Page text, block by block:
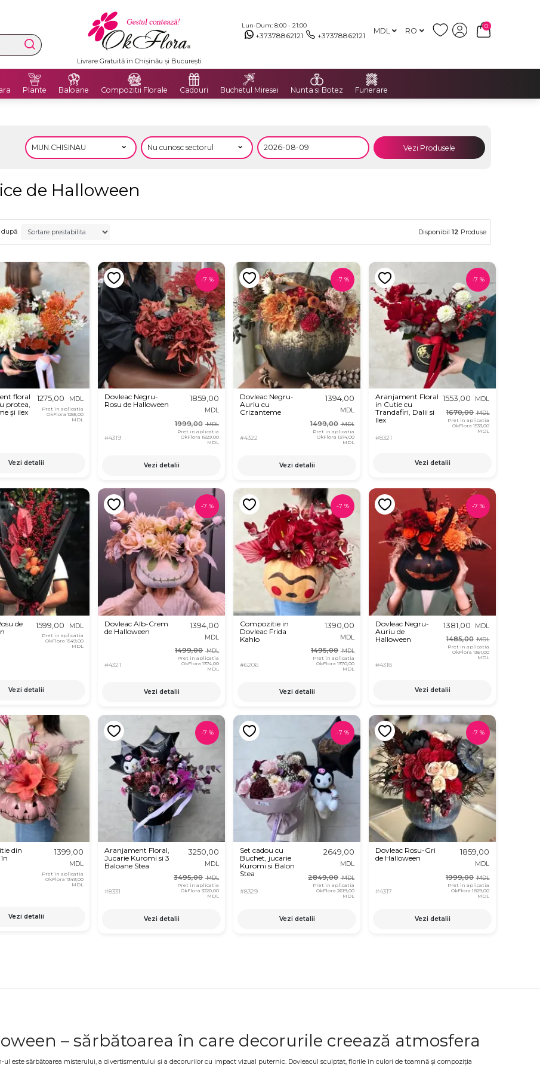
Lun-Dum: 8:00 - 21:00
+37378862121 +37378862121 MDL RO
0
Livrare Gratuită în Chișinău și București
Plante Baloane Compozitii Florale Cadouri Buchetul Miresei Nunta si Botez Funerare
Vezi Produsele
de Halloween
după Disponibil 12 Produse
floral
protea,
și ilex
1275,00 MDL
Pret in aplicatia
OkFlora 1255,00
MDL
Vezi detalii
-7 %
Dovleac Negru-
Rosu de Halloween
#4319
1859,00
MDL
1999,00 MDL
Pret in aplicatia
OkFlora 1829,00
MDL
Vezi detalii
-7 %
Dovleac Negru-
Auriu cu
Crizanteme
#4322
1394,00
MDL
1499,00 MDL
Pret in aplicatia
OkFlora 1374,00
MDL
Vezi detalii
-7 %
Aranjament Floral
in Cutie cu
Trandafiri, Dalii si
Ilex
#8321
1553,00 MDL
1670,00 MDL
Pret in aplicatia
OkFlora1533,00
MDL
Vezi detalii
de
1599,00 MDL
Pret in aplicatia
OkFlora 1549,00
MDL
Vezi detalii
-7 %
Dovleac Alb-Crem
de Halloween
#4321
1394,00
MDL
1499,00 MDL
Pret in aplicatia
OkFlora 1374,00
MDL
Vezi detalii
-7 %
Compozitie in
Dovleac Frida
Kahlo
#6206
1390,00
MDL
1495,00 MDL
Pret in aplicatia
OkFlora 1370,00
MDL
Vezi detalii
-7 %
Dovleac Negru-
Auriu de
Halloween
#4318
1381,00 MDL
1485,00 MDL
Pret in aplicatia
OkFlora1361,00
MDL
Vezi detalii
din
în
1399,00
MDL
Pret in aplicatia
OkFlora 1349,00
MDL
Vezi detalii
-7 %
Aranjament Floral,
Jucarie Kuromi si 3
Baloane Stea
#8331
3250,00
MDL
3495,00 MDL
Pret in aplicatia
OkFlora 3220,00
MDL
Vezi detalii
-7 %
Set cadou cu
Buchet, jucarie
Kuromi si Balon
Stea
#8329
2649,00
MDL
2849,00 MDL
Pret in aplicatia
OkFlora 2619,00
MDL
Vezi detalii
-7 %
Dovleac Rosu-Gri
de Halloween
#4317
1859,00
MDL
1999,00 MDL
Pret in aplicatia
OkFlora1829,00
MDL
Vezi detalii
– sărbătoarea în care decorurile creează atmosfera
ul este sărbătoarea misterului, a divertismentului și a decorurilor cu impact vizual puternic. Dovleacul sculptat, florile în culori de toamnă și compoziția